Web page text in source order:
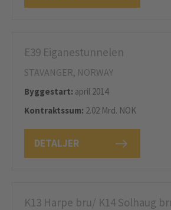
DETALJER
E39 Eiganestunnelen
STAVANGER, NORWAY
Byggestart: april 2014
Kontraktssum: 2.02 Mrd. NOK
K13 Harpe bru/ K14 Solhaug